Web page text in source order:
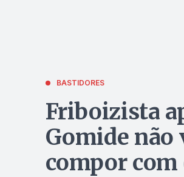
BASTIDORES
Friboizista
Gomide não
compor com